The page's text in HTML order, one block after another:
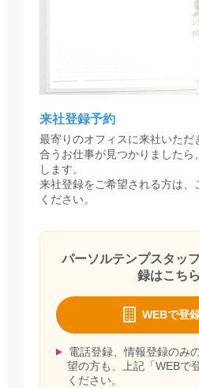
来社登録予約
最寄りのオフィスに来社いただ
合うお仕事が見つかりましたら
します。
来社登録をご希望される方は、
ください。
パーソルテンプスタッ
録はこちら
WEBで登
電話登録、情報登録のみ
望の方も、上記「WEBで
ください。